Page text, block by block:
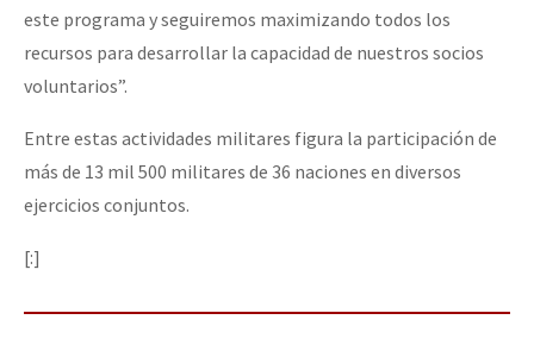
este programa y seguiremos maximizando todos los
recursos para desarrollar la capacidad de nuestros socios
voluntarios”.
Entre estas actividades militares figura la participación de
más de 13 mil 500 militares de 36 naciones en diversos
ejercicios conjuntos.
[:]